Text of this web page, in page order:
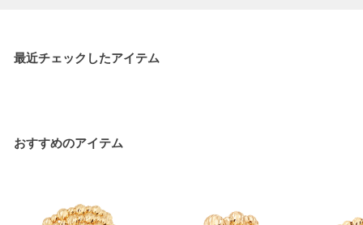
最近チェックしたアイテム
おすすめのアイテム